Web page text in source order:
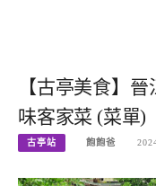
【古亭美食】
味客家菜 (菜單)
古亭站 飽飽爸